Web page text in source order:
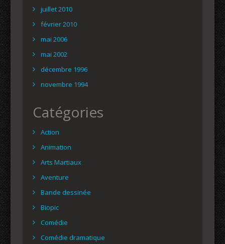
juillet 2010
février 2010
mai 2006
mai 2002
décembre 1996
novembre 1994
Catégories
Action
Animation
Arts Martiaux
Aventure
Bande dessinée
Biopic
Comédie
Comédie dramatique